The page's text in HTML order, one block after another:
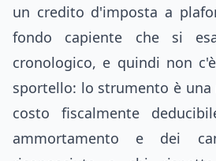
un credito d'imposta a
fondo capiente che si
cronologico, e quindi non
sportello: lo strumento è una
costo fiscalmente
ammortamento e dei